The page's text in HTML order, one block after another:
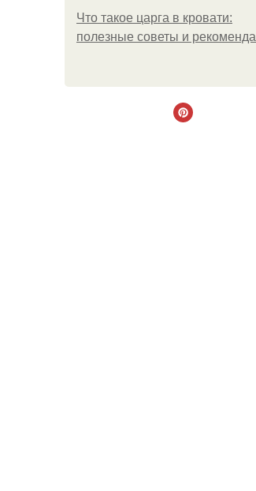
Что такое царга в кровати:
полезные советы и